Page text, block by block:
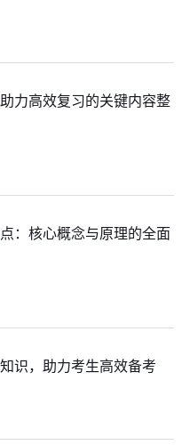
力高效复习的关键内容整
：核心概念与原理的全面
识，助力考生高效备考